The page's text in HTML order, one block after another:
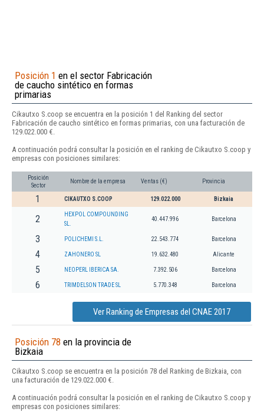
Posición 1 en el sector Fabricación
de caucho sintético en formas
primarias
Cikautxo S.coop se encuentra en la posición 1 del Ranking del sector
Fabricación de caucho sintético en formas primarias, con una facturación de
129.022.000 €.
A continuación podrá consultar la posición en el ranking de Cikautxo S.coop y
empresas con posiciones similares:
Posición
Sector
Nombre de la empresa Ventas (€) Provincia
1 CIKAUTXO S.COOP 129.022.000 Bizkaia
2
HEXPOL COMPOUNDING
SL.
40.447.996 Barcelona
3 POLICHEMI S.L. 22.543.774 Barcelona
4 ZAHONERO SL 19.632.480 Alicante
5 NEOPERL IBERICA SA. 7.392.506 Barcelona
6 TRIMDELSON TRADE SL 5.770.348 Barcelona
Ver Ranking de Empresas del CNAE 2017
Posición 78 en la provincia de
Bizkaia
Cikautxo S.coop se encuentra en la posición 78 del Ranking de Bizkaia, con
una facturación de 129.022.000 €.
A continuación podrá consultar la posición en el ranking de Cikautxo S.coop y
empresas con posiciones similares: